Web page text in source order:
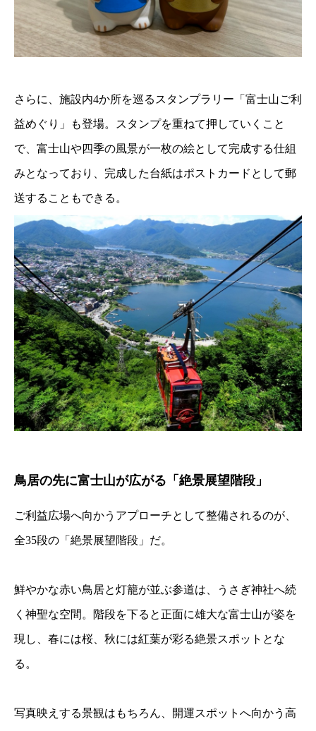
さらに、施設内4か所を巡るスタンプラリー「富士山ご利
益めぐり」も登場。スタンプを重ねて押していくこと
で、富士山や四季の風景が一枚の絵として完成する仕組
みとなっており、完成した台紙はポストカードとして郵
送することもできる。
鳥居の先に富士山が広がる「絶景展望階段」
ご利益広場へ向かうアプローチとして整備されるのが、
全35段の「絶景展望階段」だ。
鮮やかな赤い鳥居と灯籠が並ぶ参道は、うさぎ神社へ続
く神聖な空間。階段を下ると正面に雄大な富士山が姿を
現し、春には桜、秋には紅葉が彩る絶景スポットとな
る。
写真映えする景観はもちろん、開運スポットへ向かう高